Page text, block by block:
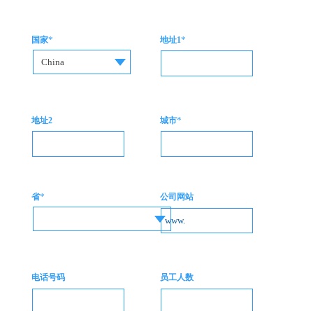
国家*
China
地址1*
地址2 城市*
省* 公司网站
电话号码 员工人数